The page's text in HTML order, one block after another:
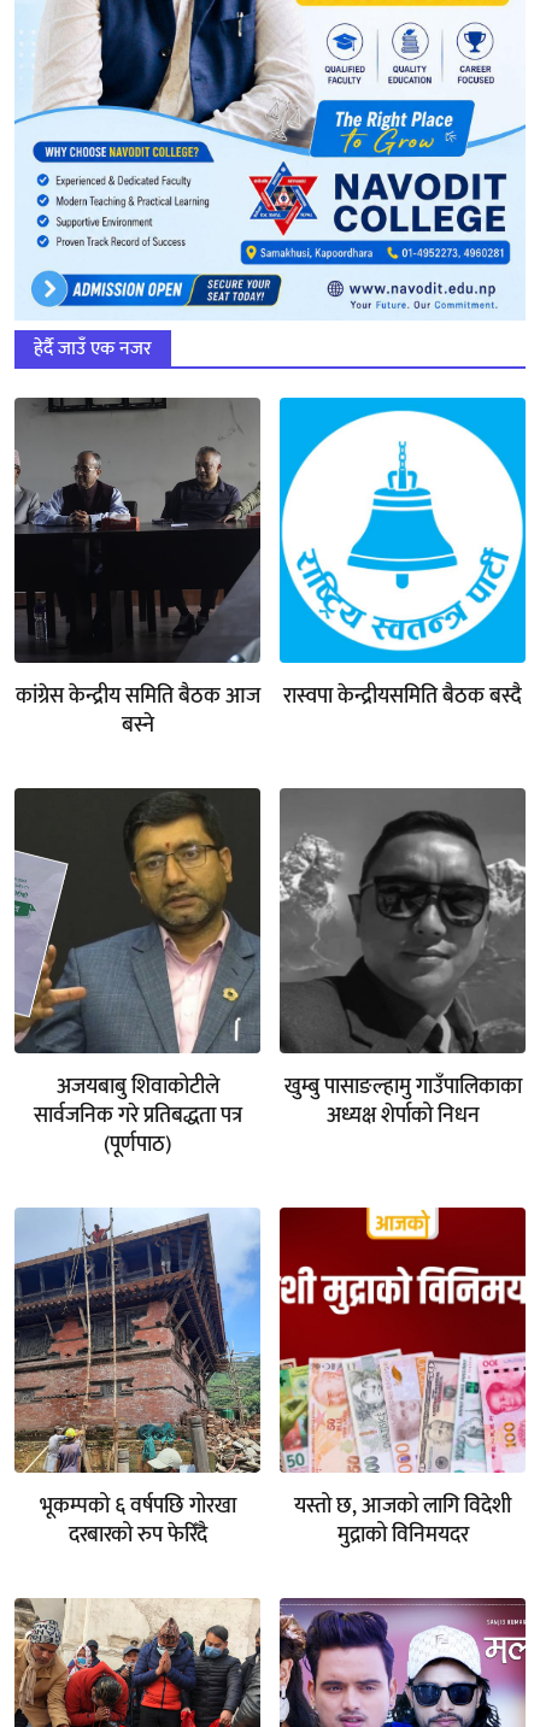
हेर्दै जाउँ एक नजर
कांग्रेस केन्द्रीय समिति बैठक आज
बस्ने
रास्वपा केन्द्रीयसमिति बैठक बस्दै
अजयबाबु शिवाकोटीले
सार्वजनिक गरे प्रतिबद्धता पत्र
(पूर्णपाठ)
खुम्बु पासाङल्हामु गाउँपालिकाका
अध्यक्ष शेर्पाको निधन
भूकम्पको ६ वर्षपछि गोरखा
दरबारको रुप फेरिँदै
यस्तो छ, आजको लागि विदेशी
मुद्राको विनिमयदर